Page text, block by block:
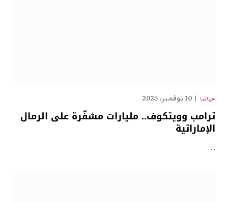
حياتنا 10 نوفمبر، 2025
ترامب وويتكوف.. مليارات مشفّرة على الرمال
الإماراتية
…